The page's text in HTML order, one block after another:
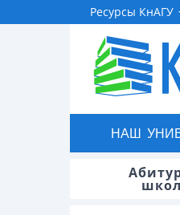
Ресурсы КнАГУ
НАШ